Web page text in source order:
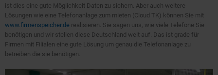
ist dies eine gute Möglichkeit Daten zu sichern. Aber auch weitere
Lösungen wie eine Telefonanlage zum mieten (Cloud TK) können Sie mit
www.firmenspeicher.de realisieren. Sie sagen uns, wie viele Telefone Sie
benötigen und wir stellen diese Deutschland weit auf. Das ist grade für
Firmen mit Filialen eine gute Lösung um genau die Telefonanlage zu
betreiben die sie benötigen.